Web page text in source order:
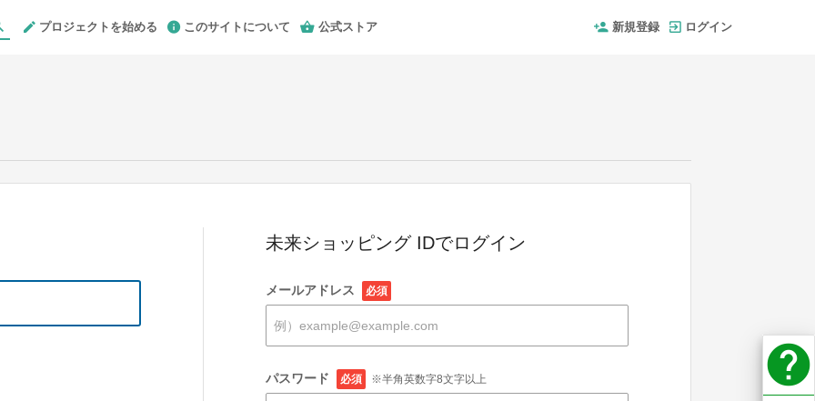
プロジェクトを始める このサイトについて 公式ストア 新規登録 ログイン
未来ショッピング IDでログイン
メールアドレス 必須
パスワード 必須 ※半角英数字8文字以上 help